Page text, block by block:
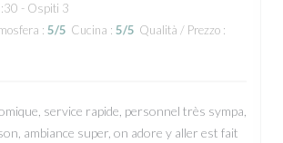
- Ospiti 3
: 5/5 Cucina : 5/5 Qualità / Prezzo :
service rapide, personnel très sympa,
ambiance super, on adore y aller est fait